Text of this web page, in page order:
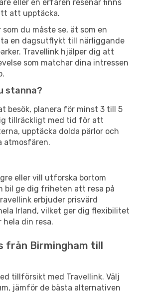
eller en erfaren resenär finns
att upptäcka.
du måste se, ät som en
ta en dagsutflykt till närliggande
Travellink hjälper dig att
som matchar dina intressen
stanna?
besök, planera för minst 3 till 5
tillräckligt med tid för att
upptäcka dolda pärlor och
atmosfären.
eller vill utforska bortom
bil ge dig friheten att resa på
erbjuder prisvärd
Irland, vilket ger dig flexibilitet
din resa.
från Birmingham till
tillförsikt med Travellink. Välj
jämför de bästa alternativen